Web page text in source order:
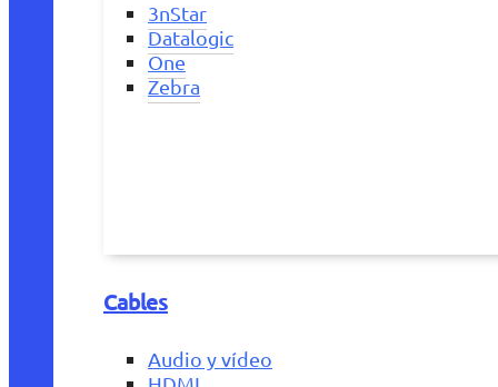
3nStar
Datalogic
One
Zebra
Cables
Audio y vídeo